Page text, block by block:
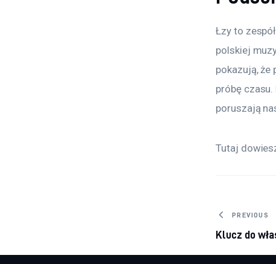
Łzy to
polskiej
pokazują,
próbę
poruszają
Tutaj
PREVIOUS
Klucz do